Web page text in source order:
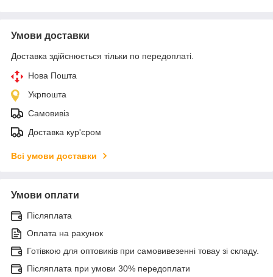
Умови доставки
Доставка здійснюється тільки по передоплаті.
Нова Пошта
Укрпошта
Самовивіз
Доставка кур'єром
Всі умови доставки
Умови оплати
Післяплата
Оплата на рахунок
Готівкою для оптовиків при самовивезенні товау зі складу.
Післяплата при умови 30% передоплати